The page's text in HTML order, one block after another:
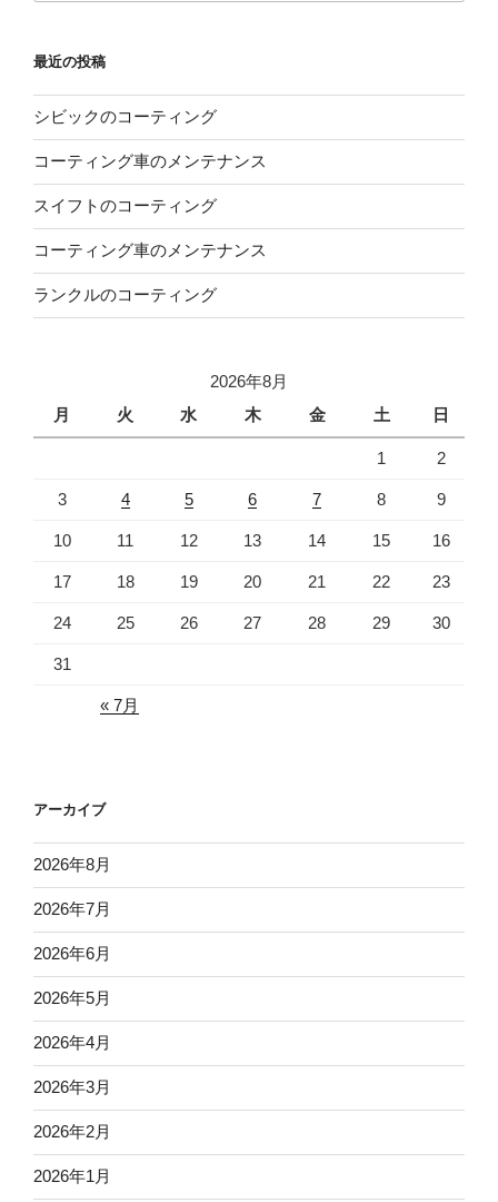
最近の投稿
シビックのコーティング
コーティング車のメンテナンス
スイフトのコーティング
コーティング車のメンテナンス
ランクルのコーティング
2026年8月
月
火 水 木 金 土 日
1 2
3 4 5 6 7 8 9
10 11 12 13 14 15 16
17 18 19 20 21 22 23
24 25 26 27 28 29 30
31
« 7月
アーカイブ
2026年8月
2026年7月
2026年6月
2026年5月
2026年4月
2026年3月
2026年2月
2026年1月